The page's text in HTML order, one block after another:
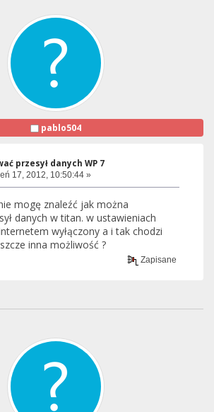
pablo504
przesył danych WP 7
17, 2012, 10:50:44 »
mogę znaleźć jak można
danych w titan. w ustawieniach
wyłączony a i tak chodzi
inna możliwość ?
Zapisane